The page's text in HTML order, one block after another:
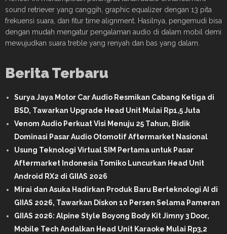
sound retriever yang canggih, graphic equalizer dengan 13 pita
frekuensi suara, dan fitur time alignment. Hasilnya, pengemudi bisa
dengan mudah mengatur pengalaman audio di dalam mobil demi
mewujudkan suara treble yang renyah dan bas yang dalam.
Berita Terbaru
Surya Jaya Motor Car Audio Resmikan Cabang Ketiga di
BSD, Tawarkan Upgrade Head Unit Mulai Rp1,5 Juta
Venom Audio Perkuat Visi Menuju 25 Tahun, Bidik
Dominasi Pasar Audio Otomotif Aftermarket Nasional
Usung Teknologi Virtual SIM Pertama untuk Pasar
Aftermarket Indonesia Tomiko Luncurkan Head Unit
Android RX2 di GIIAS 2026
Mirai dan Asuka Hadirkan Produk Baru Berteknologi AI di
GIIAS 2026, Tawarkan Diskon 10 Persen Selama Pameran
GIIAS 2026: Alpine Style Boyong Body Kit Jimny 3 Door,
Mobile Tech Andalkan Head Unit Karaoke Mulai Rp3,2